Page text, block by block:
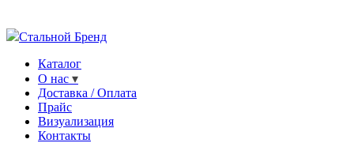
Стальной Бренд
Каталог
О нас
Доставка / Оплата
Прайс
Визуализация
Контакты